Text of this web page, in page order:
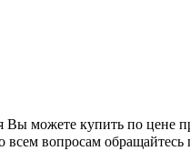
Вы можете купить по цене
всем вопросам